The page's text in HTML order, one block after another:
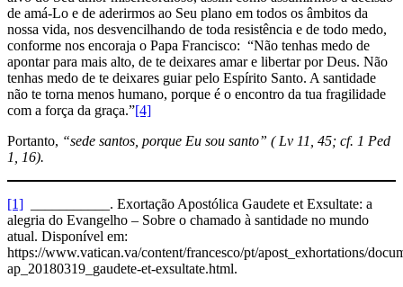
de amá-Lo e de aderirmos ao Seu plano em todos os âmbitos da
nossa vida, nos desvencilhando de toda resistência e de todo medo,
conforme nos encoraja o Papa Francisco: “Não tenhas medo de
apontar para mais alto, de te deixares amar e libertar por Deus. Não
tenhas medo de te deixares guiar pelo Espírito Santo. A santidade
não te torna menos humano, porque é o encontro da tua fragilidade
com a força da graça.”[4]
Portanto, “sede santos, porque Eu sou santo” ( Lv 11, 45; cf. 1 Ped
1, 16).
[1] ___________. Exortação Apostólica Gaudete et Exsultate: a
alegria do Evangelho – Sobre o chamado à santidade no mundo
atual. Disponível em:
https://www.vatican.va/content/francesco/pt/apost_exhortations/
ap_20180319_gaudete-et-exsultate.html.